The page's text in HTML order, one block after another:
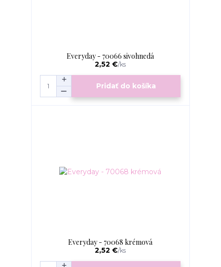
Everyday - 70066 sivohnedá
2,52 €/ks
Pridať do košíka
Everyday - 70068 krémová
2,52 €/ks